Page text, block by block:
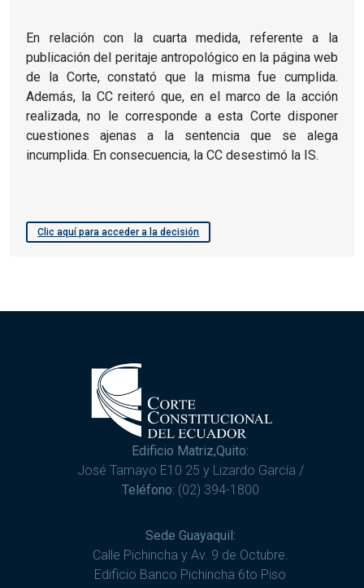
En relación con la cuarta medida, referente a la
publicación del peritaje antropológico en la página web
de la Corte, constató que la misma fue cumplida.
Además, la CC reiteró que, en el marco de la acción
realizada, no le corresponde a esta Corte disponer
cuestiones ajenas a la sentencia que se alega
incumplida. En consecuencia, la CC desestimó la IS.
Clic aquí para acceder a la decisión
Edificio Matriz,Quito:
José Tamayo E10 25 y Lizardo García /
Teléfono: (02) 394-1800
Sede Guayaquil:
Calle Pichincha y Av. 9 de Octubre.
Edificio Banco Pichincha 6to Piso